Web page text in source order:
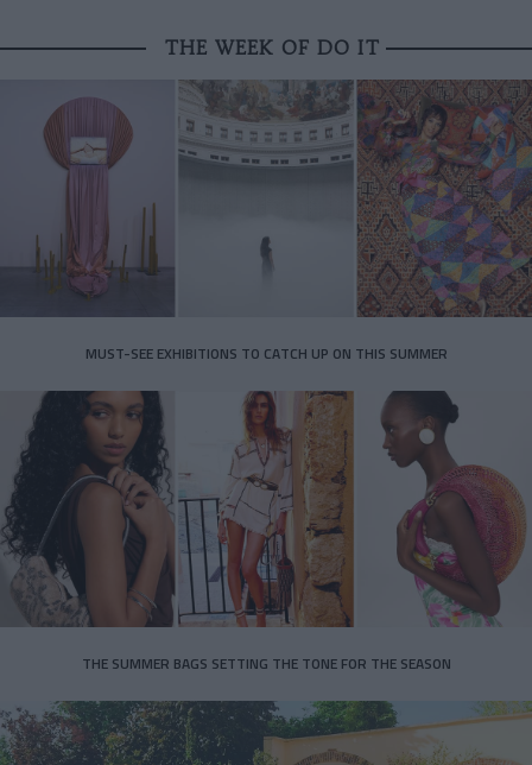
THE WEEK OF DO IT
MUST-SEE EXHIBITIONS TO CATCH UP ON THIS SUMMER
THE SUMMER BAGS SETTING THE TONE FOR THE SEASON